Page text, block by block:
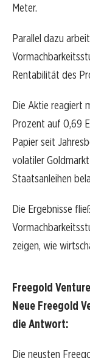
Meter.
Parallel dazu
Rentabilität des
Die Aktie reagiert
Prozent auf 0,69
Papier seit
volatiler
Staatsanleihen
Die Ergebnisse
zeigen, wie
Freegold
Neue Freegold
die Antwort:
Die neusten